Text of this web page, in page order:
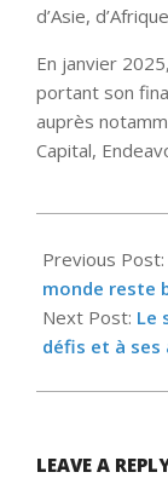
d’Asie,
En janvier
portant son
auprès
Capital,
10-
10
Previous Post:
monde reste
Next Post: Le
défis et à ses
LEAVE A